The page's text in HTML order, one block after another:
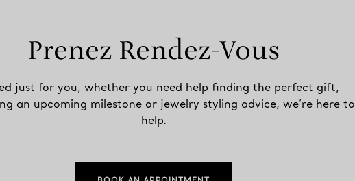
Prenez Rendez-Vous
just for you, whether you need help finding the perfect gift,
an upcoming milestone or jewelry styling advice, we’re here to
help.